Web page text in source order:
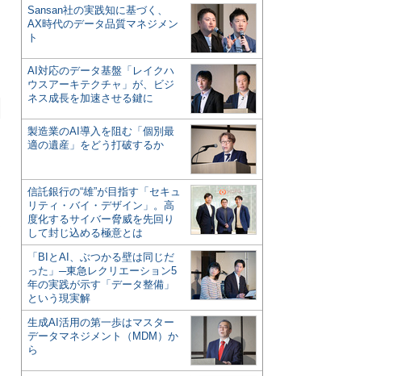
Sansan社の実践知に基づく、
AX時代のデータ品質マネジメン
ト
AI対応のデータ基盤「レイクハ
ウスアーキテクチャ」が、ビジ
ネス成長を加速させる鍵に
製造業のAI導入を阻む「個別最
適の遺産」をどう打破するか
信託銀行の“雄”が目指す「セキュ
リティ・バイ・デザイン」。高
度化するサイバー脅威を先回り
して封じ込める極意とは
「BIとAI、ぶつかる壁は同じだ
った」─東急レクリエーション5
年の実践が示す「データ整備」
という現実解
生成AI活用の第一歩はマスター
データマネジメント（MDM）か
ら